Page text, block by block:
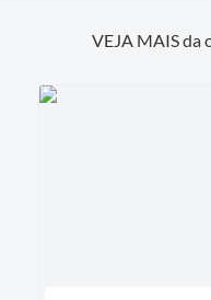
VEJA MAIS da